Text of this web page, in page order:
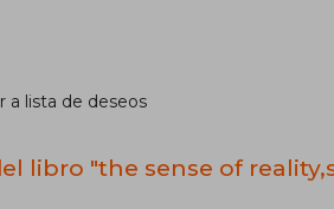
a lista de deseos
libro "the sense of